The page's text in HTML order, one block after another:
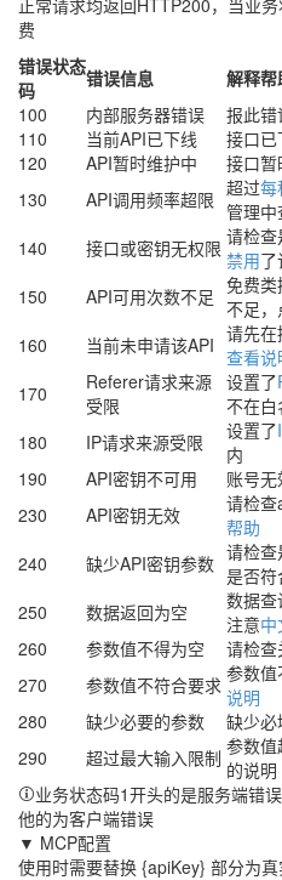
正常请求均返回HTTP200，当业
费
错误状态
码
错误信息
解释帮
100
内部服务器错误
报此错
110
当前API已下线
接口已
120
API暂时维护中
接口
130
API调用频率超限 超过每
管理中
140
接口或密钥无权限 请检查
禁用了
150
API可用次数不足 免费
不足，
160
当前未申请该API 请先
查看说
170
Referer请求来源
受限
设置了
不在白
180
IP请求来源受限 设置了
内
190
API密钥不可用
账号
230
API密钥无效 请检
帮助
240
缺少API密钥参数 请检
是否
250
数据返回为空
数据
注意
260
参数值不得为空
请检查
270
参数值不符合要求 参数
说明
280
缺少必要的参数
缺少
290
超过最大输入限制 参数值
的说明
业务状态码1开头的是服务端错
他的为客户端错误
▼ MCP配置
使用时需要替换 {apiKey} 部分为